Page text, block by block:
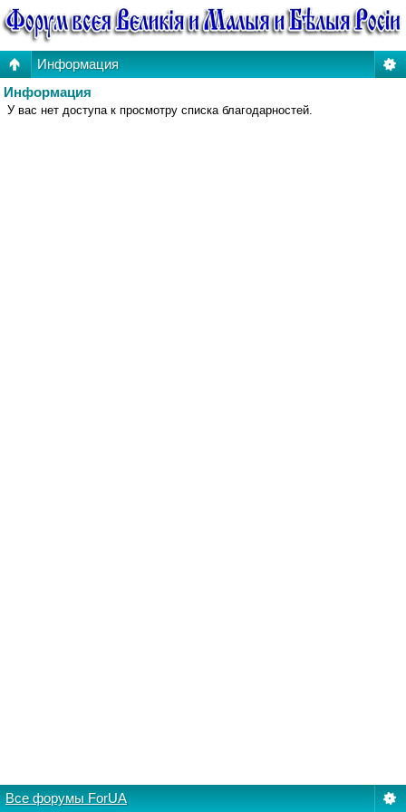
Информация
Информация
У вас нет доступа к просмотру списка благодарностей.
Все форумы ForUA